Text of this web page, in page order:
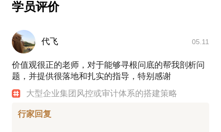
学员评价
代飞 05.11
价值观很正的老师，对于能够寻根问底的帮我剖析问
题，并提供很落地和扎实的指导，特别感谢
大型企业集团风控或审计体系的搭建策略
行家回复